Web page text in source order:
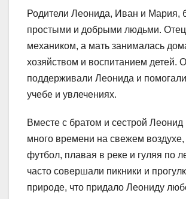
Родители Леонида, Иван и Мария,
простыми и добрыми людьми.
механиком, а мать занималась
хозяйством и воспитанием детей.
поддерживали Леонида и
учебе и увлечениях.
Вместе с братом и сестрой
много времени на свежем воздухе,
футбол, плавая в реке и гуляя по
часто совершали пикники и
природе, что придало Леониду